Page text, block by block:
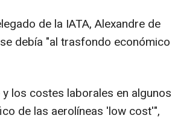
de la IATA, Alexandre de
debía "al trasfondo económico
los costes laborales en algunos
de las aerolíneas 'low cost'",